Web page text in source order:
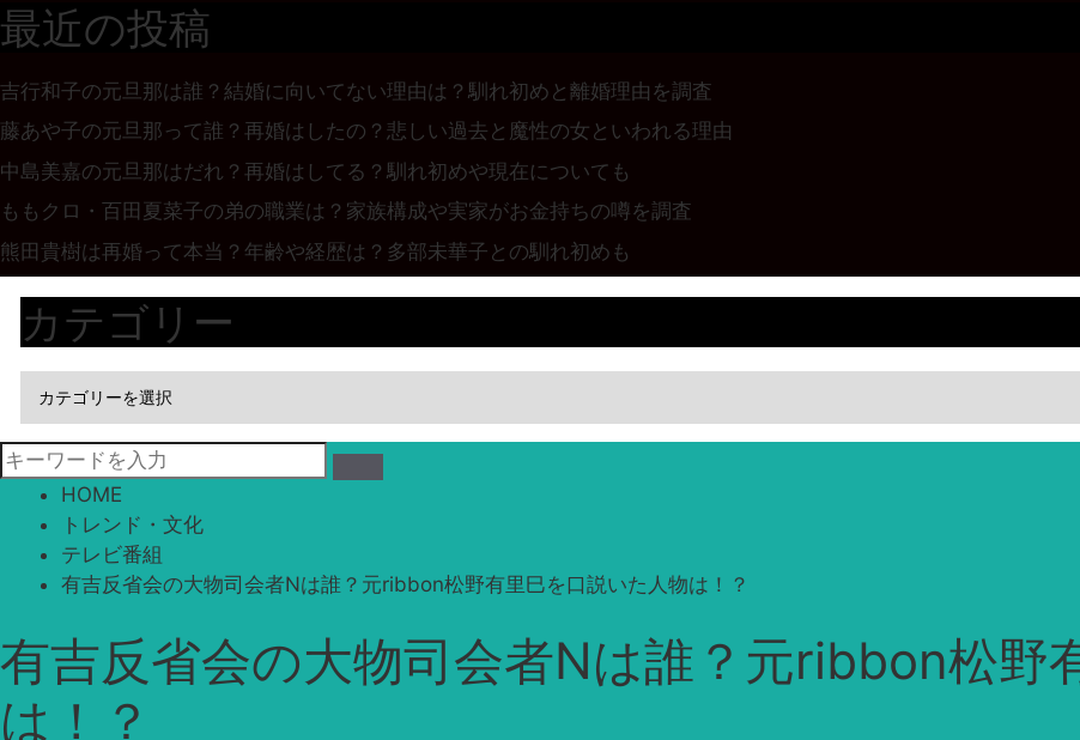
最近の投稿
吉行和子の元旦那は誰？結婚に向いてない理由は？馴れ初めと離婚理由を調査
藤あや子の元旦那って誰？再婚はしたの？悲しい過去と魔性の女といわれる理由
中島美嘉の元旦那はだれ？再婚はしてる？馴れ初めや現在についても
ももクロ・百田夏菜子の弟の職業は？家族構成や実家がお金持ちの噂を調査
熊田貴樹は再婚って本当？年齢や経歴は？多部未華子との馴れ初めも
カテゴリー
HOME
トレンド・文化
テレビ番組
有吉反省会の大物司会者Nは誰？元ribbon松野有里巳を口説いた人物は！？
有吉反省会の大物司会者Nは誰？元ribbon松野
は！？